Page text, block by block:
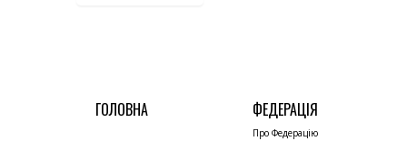
ГОЛОВНА ФЕДЕРАЦІЯ
Про Федерацію